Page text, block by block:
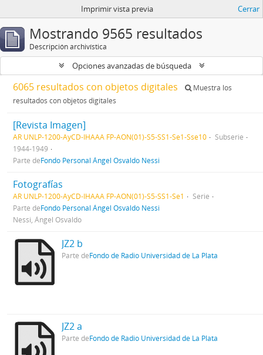
Imprimir vista previa Cerrar
Mostrando 9565 resultados
Descripción archivística
Opciones avanzadas de búsqueda
6065 resultados con objetos digitales
Muestra los
resultados con objetos digitales
[Revista Imagen]
AR UNLP-1200-AyCD-IHAAA FP-AON(01)-S5-SS1-Se1-Sse10
Subserie
1944-1949
Parte deFondo Personal Ángel Osvaldo Nessi
Fotografías
AR UNLP-1200-AyCD-IHAAA FP-AON(01)-S5-SS1-Se1
Serie
Parte deFondo Personal Ángel Osvaldo Nessi
Nessi, Ángel Osvaldo
JZ2 b
Parte deFondo de Radio Universidad de La Plata
JZ2 a
Parte deFondo de Radio Universidad de La Plata